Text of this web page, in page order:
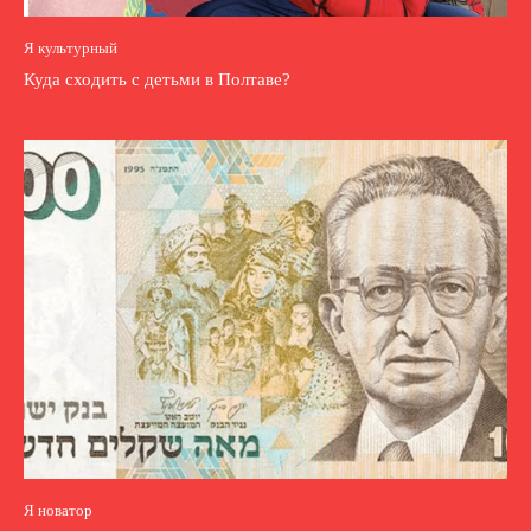
Я культурный
Куда сходить с детьми в Полтаве?
Я новатор